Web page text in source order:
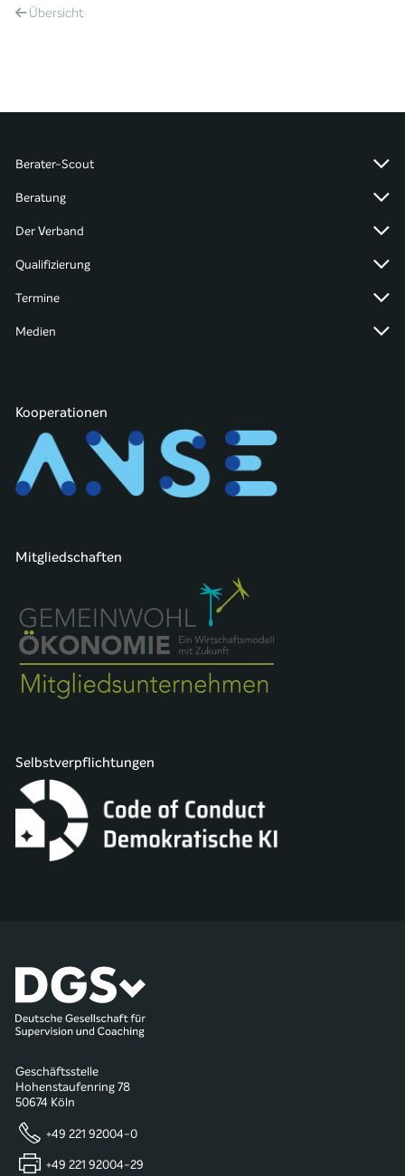
Übersicht
Berater-Scout
Beratung
Der Verband
Qualifizierung
Termine
Medien
Kooperationen
Mitgliedschaften
Selbstverpflichtungen
Geschäftsstelle
Hohenstaufenring 78
50674 Köln
+49 221 92004-0
+49 221 92004-29